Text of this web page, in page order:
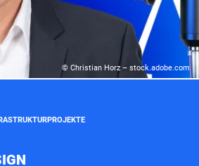
© Christian Horz – stock.adobe.com